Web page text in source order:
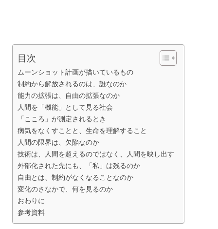
目次
ムーンショット計画が描いているもの
制約から解放されるのは、誰なのか
能力の拡張は、自由の拡張なのか
人間を「機能」として見る社会
「こころ」が測定されるとき
病気をなくすことと、生命を理解すること
人間の限界は、欠陥なのか
技術は、人間を超えるのではなく、人間を映し出す
外部化された先にも、「私」は残るのか
自由とは、制約がなくなることなのか
変化のさなかで、何を見るのか
おわりに
参考資料